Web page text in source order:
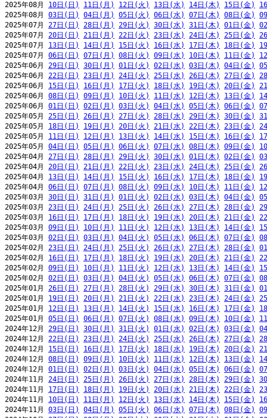
2025年08月 10日(日) 11日(月) 12日(火) 13日(水) 14日(木) 15日(金)
2025年08月 03日(日) 04日(月) 05日(火) 06日(水) 07日(木) 08日(金)
2025年07月 27日(日) 28日(月) 29日(火) 30日(水) 31日(木) 01日(金)
2025年07月 20日(日) 21日(月) 22日(火) 23日(水) 24日(木) 25日(金)
2025年07月 13日(日) 14日(月) 15日(火) 16日(水) 17日(木) 18日(金)
2025年07月 06日(日) 07日(月) 08日(火) 09日(水) 10日(木) 11日(金)
2025年06月 29日(日) 30日(月) 01日(火) 02日(水) 03日(木) 04日(金)
2025年06月 22日(日) 23日(月) 24日(火) 25日(水) 26日(木) 27日(金)
2025年06月 15日(日) 16日(月) 17日(火) 18日(水) 19日(木) 20日(金)
2025年06月 08日(日) 09日(月) 10日(火) 11日(水) 12日(木) 13日(金)
2025年06月 01日(日) 02日(月) 03日(火) 04日(水) 05日(木) 06日(金)
2025年05月 25日(日) 26日(月) 27日(火) 28日(水) 29日(木) 30日(金)
2025年05月 18日(日) 19日(月) 20日(火) 21日(水) 22日(木) 23日(金)
2025年05月 11日(日) 12日(月) 13日(火) 14日(水) 15日(木) 16日(金)
2025年05月 04日(日) 05日(月) 06日(火) 07日(水) 08日(木) 09日(金)
2025年04月 27日(日) 28日(月) 29日(火) 30日(水) 01日(木) 02日(金)
2025年04月 20日(日) 21日(月) 22日(火) 23日(水) 24日(木) 25日(金)
2025年04月 13日(日) 14日(月) 15日(火) 16日(水) 17日(木) 18日(金)
2025年04月 06日(日) 07日(月) 08日(火) 09日(水) 10日(木) 11日(金)
2025年03月 30日(日) 31日(月) 01日(火) 02日(水) 03日(木) 04日(金)
2025年03月 23日(日) 24日(月) 25日(火) 26日(水) 27日(木) 28日(金)
2025年03月 16日(日) 17日(月) 18日(火) 19日(水) 20日(木) 21日(金)
2025年03月 09日(日) 10日(月) 11日(火) 12日(水) 13日(木) 14日(金)
2025年03月 02日(日) 03日(月) 04日(火) 05日(水) 06日(木) 07日(金)
2025年02月 23日(日) 24日(月) 25日(火) 26日(水) 27日(木) 28日(金)
2025年02月 16日(日) 17日(月) 18日(火) 19日(水) 20日(木) 21日(金)
2025年02月 09日(日) 10日(月) 11日(火) 12日(水) 13日(木) 14日(金)
2025年02月 02日(日) 03日(月) 04日(火) 05日(水) 06日(木) 07日(金)
2025年01月 26日(日) 27日(月) 28日(火) 29日(水) 30日(木) 31日(金)
2025年01月 19日(日) 20日(月) 21日(火) 22日(水) 23日(木) 24日(金)
2025年01月 12日(日) 13日(月) 14日(火) 15日(水) 16日(木) 17日(金)
2025年01月 05日(日) 06日(月) 07日(火) 08日(水) 09日(木) 10日(金)
2024年12月 29日(日) 30日(月) 31日(火) 01日(水) 02日(木) 03日(金)
2024年12月 22日(日) 23日(月) 24日(火) 25日(水) 26日(木) 27日(金)
2024年12月 15日(日) 16日(月) 17日(火) 18日(水) 19日(木) 20日(金)
2024年12月 08日(日) 09日(月) 10日(火) 11日(水) 12日(木) 13日(金)
2024年12月 01日(日) 02日(月) 03日(火) 04日(水) 05日(木) 06日(金)
2024年11月 24日(日) 25日(月) 26日(火) 27日(水) 28日(木) 29日(金)
2024年11月 17日(日) 18日(月) 19日(火) 20日(水) 21日(木) 22日(金)
2024年11月 10日(日) 11日(月) 12日(火) 13日(水) 14日(木) 15日(金)
2024年11月 03日(日) 04日(月) 05日(火) 06日(水) 07日(木) 08日(金)